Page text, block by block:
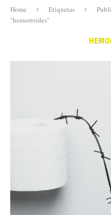
Home Etiquetas
"hemorroides"